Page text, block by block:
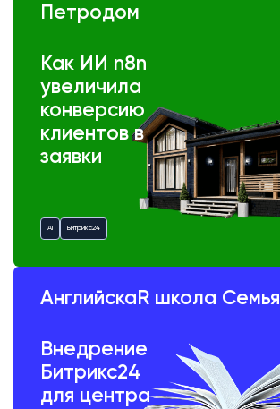
Петродом
Как ИИ n8n
увеличила
конверсию
клиентов в
заявки
AI Битрикс24
АнглийскаR школа Семья
Внедрение
Битрикс24
для центра